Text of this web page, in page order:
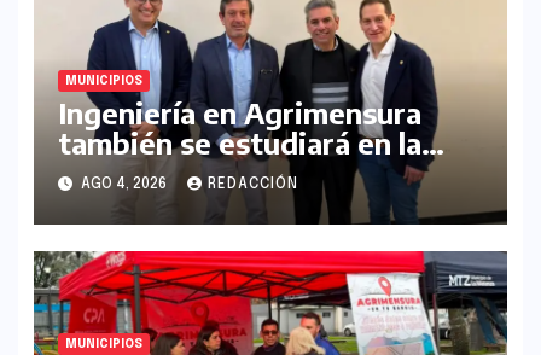
MUNICIPIOS
Ingeniería en Agrimensura
también se estudiará en la
UNLaM
AGO 4, 2026 REDACCIÓN
MUNICIPIOS